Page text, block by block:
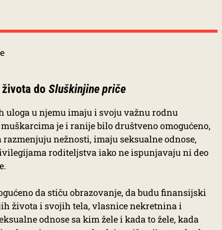
do Sluškinjine priče
uloga u njemu imaju i svoju važnu rodnu
je i ranije bilo društveno omogućeno,
nežnosti, imaju seksualne odnose,
roditeljstva iako ne ispunjavaju ni deo
da stiču obrazovanje, da budu finansijski
života i svojih tela, vlasnice nekretnina i
odnose sa kim žele i kada to žele, kada